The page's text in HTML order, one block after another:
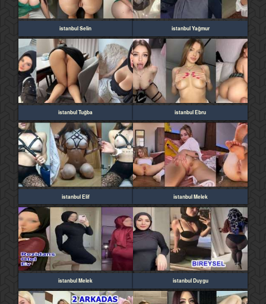
istanbul Selin istanbul Yağmur
istanbul Tuğba istanbul Ebru
istanbul Elif istanbul Melek
istanbul Melek istanbul Duygu